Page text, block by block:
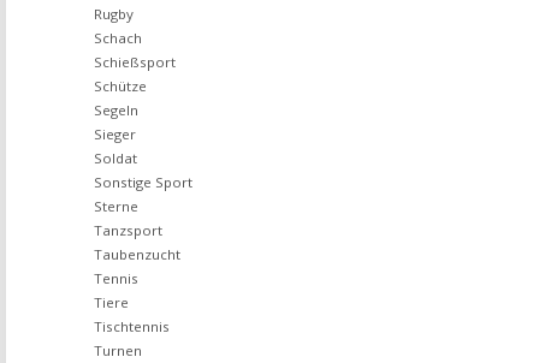
Rugby
Schach
Schießsport
Schütze
Segeln
Sieger
Soldat
Sonstige Sport
Sterne
Tanzsport
Taubenzucht
Tennis
Tiere
Tischtennis
Turnen